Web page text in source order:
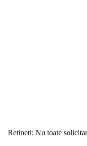
Retineti: Nu toate